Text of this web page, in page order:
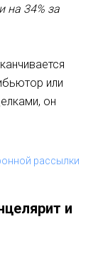
на 34% за
или
он
рассылки
и